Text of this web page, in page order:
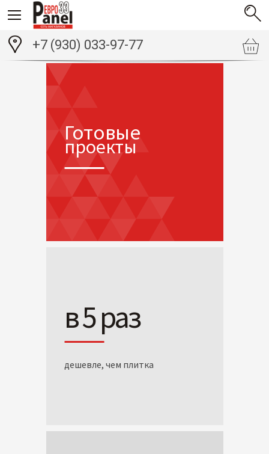
+7 (930) 033-97-77
Готовые
проекты
в 5 раз
дешевле, чем плитка